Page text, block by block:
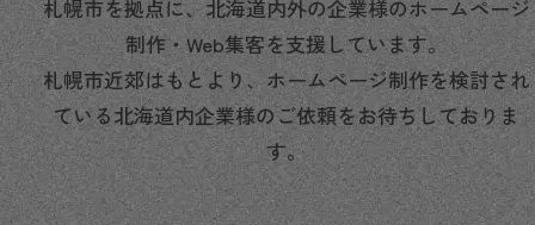
札幌市を拠点に、北海道内外の企業様のホームページ
制作・Web集客を支援しています。
札幌市近郊はもとより、ホームページ制作を検討され
ている北海道内企業様のご依頼をお待ちしておりま
す。